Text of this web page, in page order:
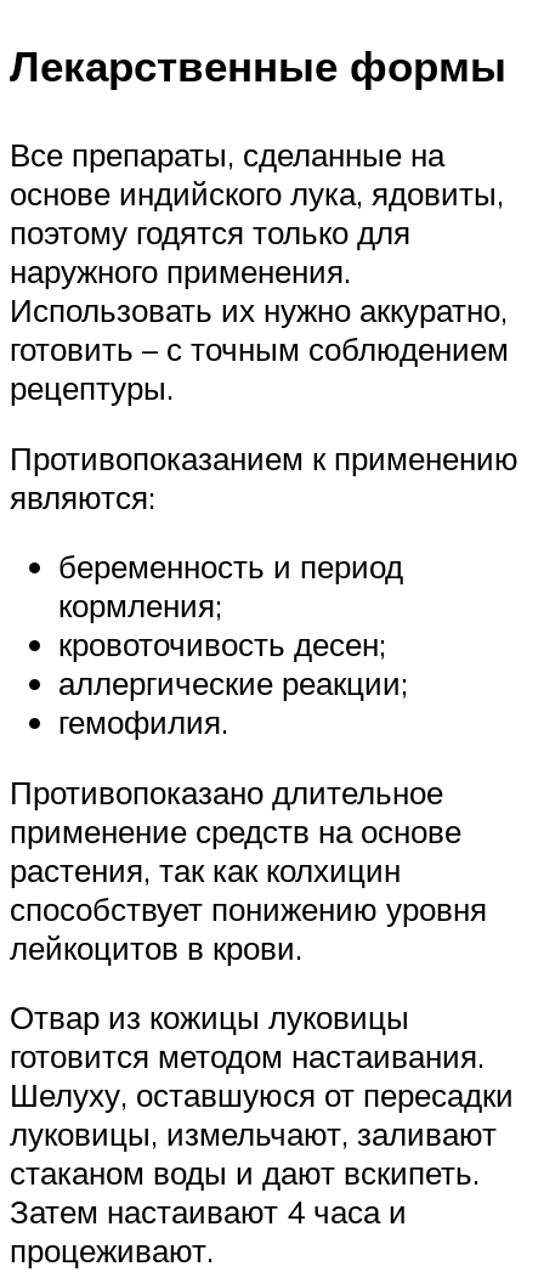
Лекарственные формы
Все препараты, сделанные на
основе индийского лука, ядовиты,
поэтому годятся только для
наружного применения.
Использовать их нужно аккуратно,
готовить – с точным соблюдением
рецептуры.
Противопоказанием к применению
являются:
беременность и период
кормления;
кровоточивость десен;
аллергические реакции;
гемофилия.
Противопоказано длительное
применение средств на основе
растения, так как колхицин
способствует понижению уровня
лейкоцитов в крови.
Отвар из кожицы луковицы
готовится методом настаивания.
Шелуху, оставшуюся от пересадки
луковицы, измельчают, заливают
стаканом воды и дают вскипеть.
Затем настаивают 4 часа и
процеживают.